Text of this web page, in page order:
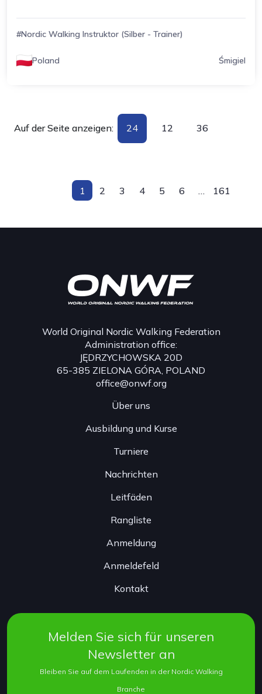
#Nordic Walking Instruktor (Silber - Trainer)
Poland Śmigiel
Auf der Seite anzeigen: 24 12 36
1 2 3 4 5 6 161
World Original Nordic Walking Federation
Administration office:
JĘDRZYCHOWSKA 20D
65-385 ZIELONA GÓRA, POLAND
office@onwf.org
Über uns
Ausbildung und Kurse
Turniere
Nachrichten
Leitfäden
Rangliste
Anmeldung
Anmeldefeld
Kontakt
Melden Sie sich für unseren
Newsletter an
Bleiben Sie auf dem Laufenden in der Nordic Walking
Branche